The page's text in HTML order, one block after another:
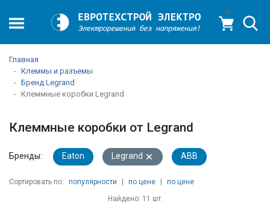
0
Главная
Клеммы и разъемы
Бренд Legrand
Клеммные коробки Legrand
Клеммные коробки от Legrand
Бренды: Eaton Legrand ABB
Сортировать по: популярности по цене
по цене
Найдено: 11 шт.